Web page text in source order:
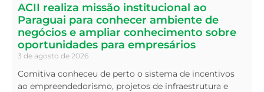
ACII realiza missão institucional ao
Paraguai para conhecer ambiente de
negócios e ampliar conhecimento sobre
oportunidades para empresários
3 de agosto de 2026
Comitiva conheceu de perto o sistema de incentivos
ao empreendedorismo, projetos de infraestrutura e